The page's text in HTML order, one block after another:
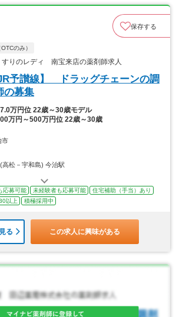
保存する
のみ）
りのレディ 南宝来店の薬剤師求人
予讃線】 ドラッグチェーンの調
の募集
万円位 22歳～30歳モデル
万円～500万円位 22歳～30歳
市
(高松－宇和島) 今治駅
応募可能 未経験者も応募可能
住宅補助（手当）あり
以上 積極採用中
る この求人に興味がある